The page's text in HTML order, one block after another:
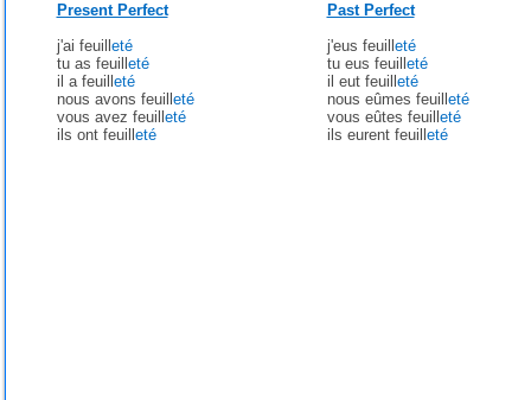
Present Perfect
j'ai feuill eté
tu as feuill eté
il a feuill eté
nous avons feuill eté
vous avez feuill eté
ils ont feuill eté
Past Perfect
j'eus feuill eté
tu eus feuill eté
il eut feuill eté
nous eûmes feuill eté
vous eûtes feuill eté
ils eurent feuill eté